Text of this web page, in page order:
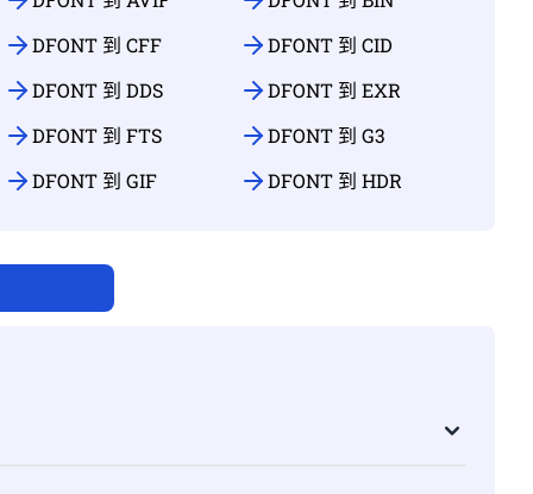
DFONT 到 CFF
DFONT 到 CID
DFONT 到 DDS
DFONT 到 EXR
DFONT 到 FTS
DFONT 到 G3
DFONT 到 GIF DFONT 到 HDR